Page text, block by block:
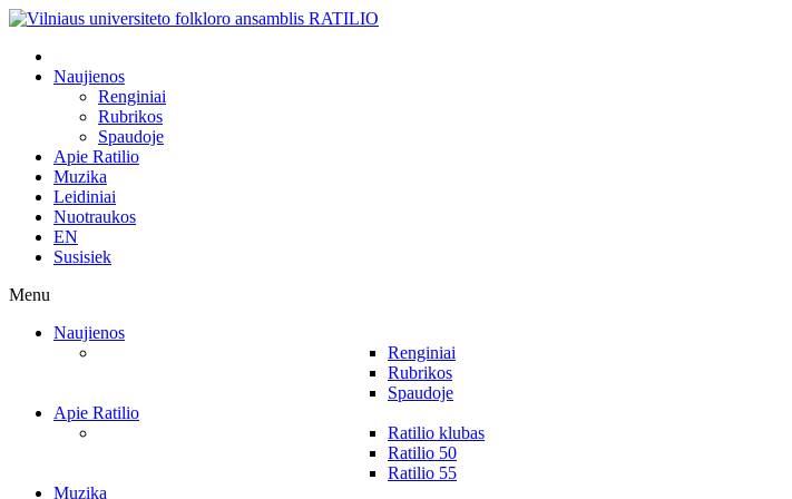
Naujienos
Renginiai
Rubrikos
Spaudoje
Apie Ratilio
Muzika
Leidiniai
Nuotraukos
EN
Susisiek
Menu
Naujienos
Renginiai
Rubrikos
Spaudoje
Apie Ratilio
Ratilio klubas
Ratilio 50
Ratilio 55
Muzika